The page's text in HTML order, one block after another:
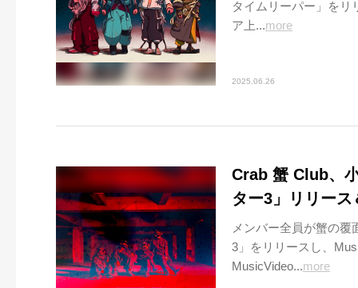
タイムリーパー」をリ
ア上...more
2025.06.26
Crab 蟹 Club、
ター3」リリース
メンバー全員が蟹の
3」をリリースし、
MusicVideo...more